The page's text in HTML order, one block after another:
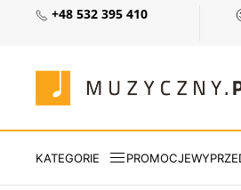
+48 532 395 410
KATEGORIE PROMOCJE